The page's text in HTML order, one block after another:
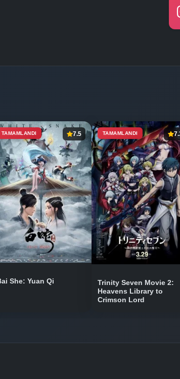
-
TAMAMLANDI 7.5
She: Yuan Qi
TAMAMLANDI
Trinity Seven Movie 2:
Heavens Library to
Crimson Lord